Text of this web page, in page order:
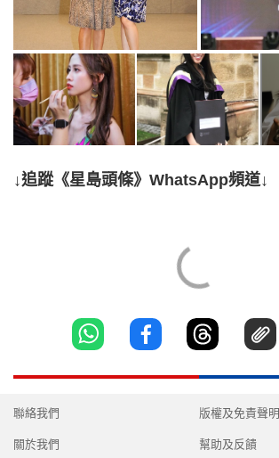
↓追蹤《星島頭條》WhatsApp頻道↓
聯絡我們
關於我們
版權及免責聲明
幫助及反饋